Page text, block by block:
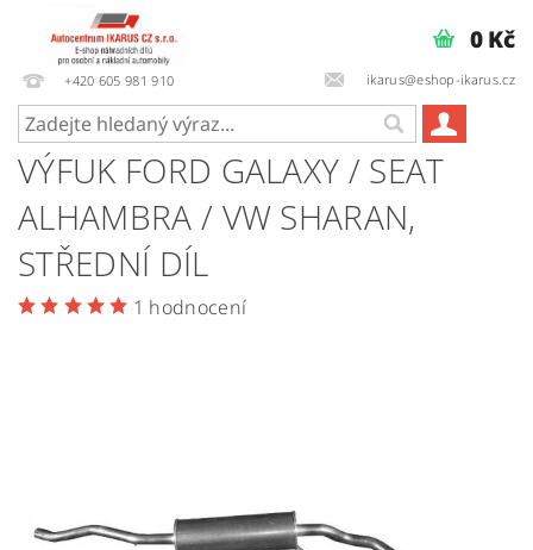
+420 605 981 910 ikarus@eshop-ikarus.cz
0 Kč
VÝFUK FORD GALAXY / SEAT
ALHAMBRA / VW SHARAN,
STŘEDNÍ DÍL
1 hodnocení